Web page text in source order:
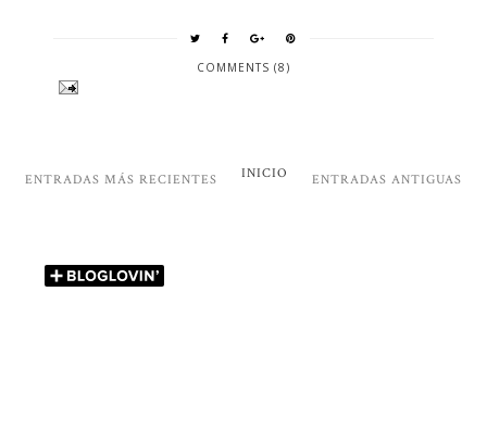
COMMENTS (8)
ENTRADAS MÁS RECIENTES ENTRADAS ANTIGUAS
INICIO